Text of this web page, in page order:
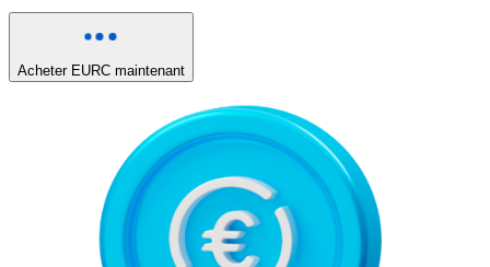
Acheter EURC maintenant